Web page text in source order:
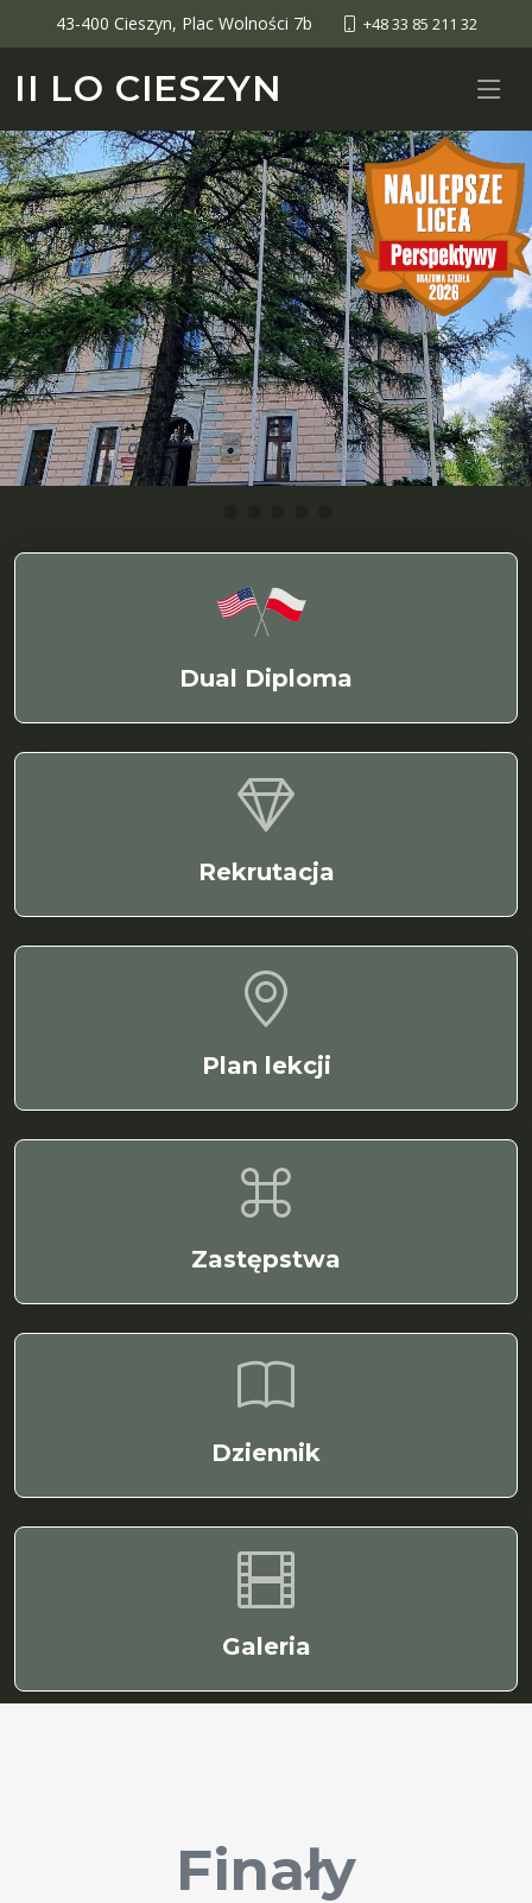
43-400 Cieszyn, Plac Wolności 7b +48 33 85 211 32
II LO CIESZYN
Dual Diploma
Rekrutacja
Plan lekcji
Zastępstwa
Dziennik
Galeria
Finały